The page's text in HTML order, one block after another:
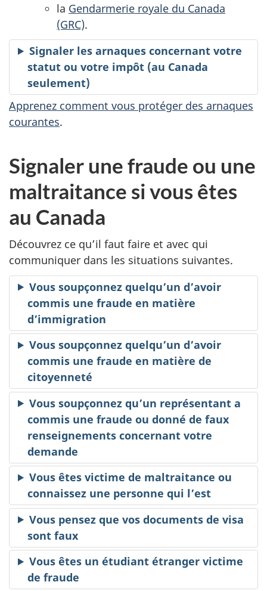
la Gendarmerie royale du Canada
(GRC).
Signaler les arnaques concernant votre
statut ou votre impôt (au Canada
seulement)
Apprenez comment vous protéger des arnaques
courantes.
Signaler une fraude ou une
maltraitance si vous êtes
au Canada
Découvrez ce qu’il faut faire et avec qui
communiquer dans les situations suivantes.
Vous soupçonnez quelqu’un d’avoir
commis une fraude en matière
d’immigration
Vous soupçonnez quelqu’un d’avoir
commis une fraude en matière de
citoyenneté
Vous soupçonnez qu’un représentant a
commis une fraude ou donné de faux
renseignements concernant votre
demande
Vous êtes victime de maltraitance ou
connaissez une personne qui l’est
Vous pensez que vos documents de visa
sont faux
Vous êtes un étudiant étranger victime
de fraude